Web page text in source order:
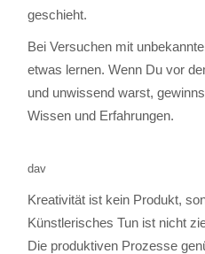
geschieht.
Bei Versuchen mit
etwas lernen. Wenn Du vor
und unwissend warst,
Wissen und Erfahrungen.
dav
Kreativität ist kein Produkt,
Künstlerisches Tun ist nicht
Die produktiven Prozesse